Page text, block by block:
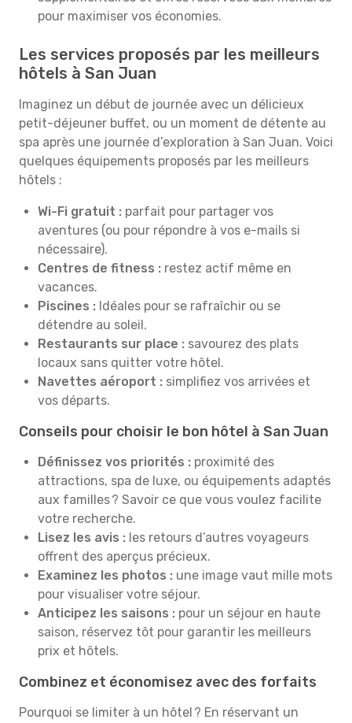
pour maximiser vos économies.
Les services proposés par les meilleurs
hôtels à San Juan
Imaginez un début de journée avec un délicieux
petit-déjeuner buffet, ou un moment de détente au
spa après une journée d’exploration à San Juan. Voici
quelques équipements proposés par les meilleurs
hôtels :
Wi-Fi gratuit : parfait pour partager vos
aventures (ou pour répondre à vos e-mails si
nécessaire).
Centres de fitness : restez actif même en
vacances.
Piscines : Idéales pour se rafraîchir ou se
détendre au soleil.
Restaurants sur place : savourez des plats
locaux sans quitter votre hôtel.
Navettes aéroport : simplifiez vos arrivées et
vos départs.
Conseils pour choisir le bon hôtel à San Juan
Définissez vos priorités : proximité des
attractions, spa de luxe, ou équipements adaptés
aux familles ? Savoir ce que vous voulez facilite
votre recherche.
Lisez les avis : les retours d’autres voyageurs
offrent des aperçus précieux.
Examinez les photos : une image vaut mille mots
pour visualiser votre séjour.
Anticipez les saisons : pour un séjour en haute
saison, réservez tôt pour garantir les meilleurs
prix et hôtels.
Combinez et économisez avec des forfaits
Pourquoi se limiter à un hôtel ? En réservant un